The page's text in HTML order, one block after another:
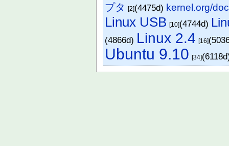
プタ [2](4475d) kernel.org/
Linux USB [10](4744d)
(4866d) Linux 2.4 [16]
Ubuntu 9.10 [34]